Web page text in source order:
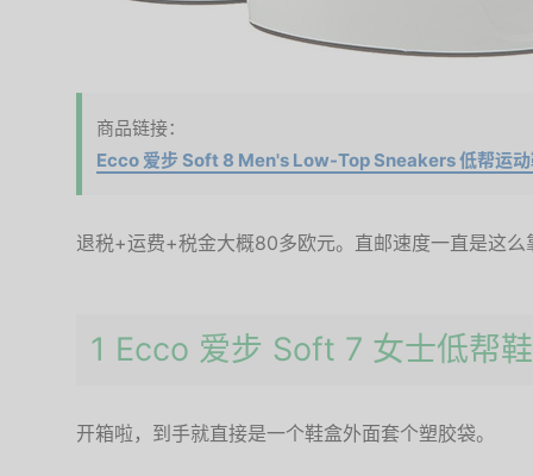
商品链接：
Ecco 爱步 Soft 8 Men's Low-Top Sneakers 低帮运
退税+运费+税金大概80多欧元。直邮速度一直是这
1 Ecco 爱步 Soft 7 女士低帮
开箱啦，到手就直接是一个鞋盒外面套个塑胶袋。